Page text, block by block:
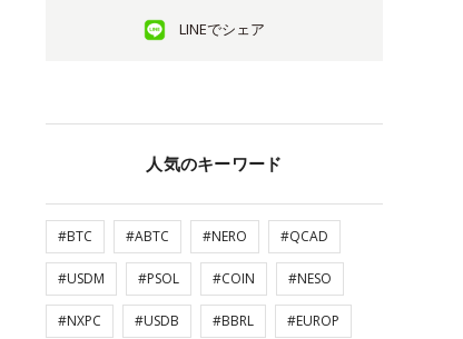
LINEでシェア
人気のキーワード
#BTC #ABTC #NERO #QCAD
#USDM #PSOL #COIN #NESO
#NXPC #USDB #BBRL #EUROP